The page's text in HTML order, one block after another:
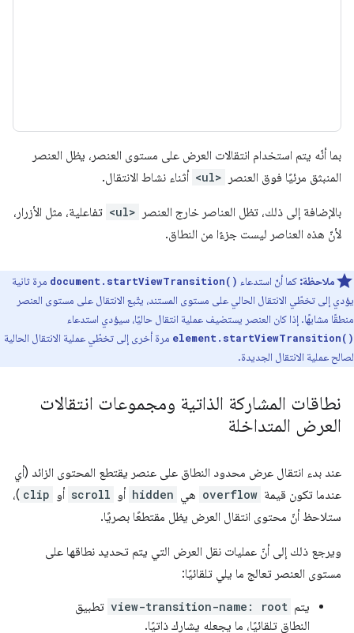
بما أنّه يتم استخدام انتقالات العرض على مستوى العنصر، يظل العنصر
المنبثق مرئيًا فوق العنصر
<ul> أثناء نشاط الانتقال.
بالإضافة إلى ذلك، تظل العناصر خارج العنصر <ul> تفاعلية، مثل الأزرار،
لأنّ هذه العناصر ليست جزءًا من النطاق.
ملاحظة: كما أنّ استدعاء document.startViewTransition() مرة ثانية
يؤدي إلى تخطّي الانتقال الحالي على مستوى المستند، يتّبع الانتقال على مستوى العنصر
منطقًا مشابهًا. إذا كان العنصر يستضيف عملية انتقال حاليًا، سيؤدي استدعاء
element.startViewTransition() مرة أخرى إلى تخطّي عملية الانتقال الحالية
لصالح عملية الانتقال الجديدة.
نطاقات المشاركة الذاتية ومجموعات انتقالات
العرض المتداخلة
عند بدء انتقال عرض محدود النطاق على عنصر يقتطع المحتوى الزائد (أي
عندما تكون قيمة overflow هي hidden أو scroll أو clip )،
ستلاحظ أنّ محتوى انتقال العرض يظل مقتطعًا بصريًا.
ويرجع ذلك إلى أنّ عمليات نقل العرض التي يتم تحديد نطاقها على
مستوى العنصر تعالج ما يلي تلقائيًا:
يتم view-transition-name: root تطبيق
النطاق تلقائيًا، ما يجعله يشارك ذاتيًا.